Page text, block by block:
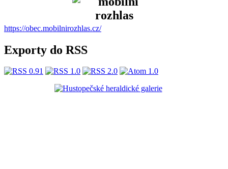
https://obec.mobilnirozhlas.cz/
Exporty do RSS